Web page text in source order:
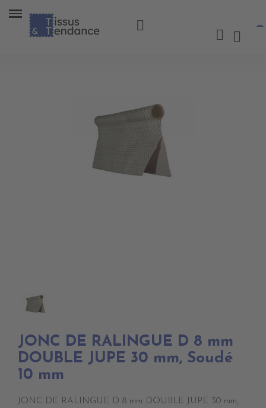
JONC DE RALINGUE D 8 mm
DOUBLE JUPE 30 mm, Soudé
10 mm
JONC DE RALINGUE D 8 mm DOUBLE JUPE 30 mm,